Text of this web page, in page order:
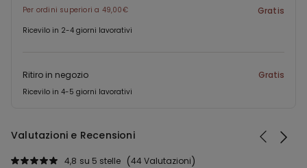
Per ordini superiori a 49,00€ Gratis
Ricevilo in 2-4 giorni lavorativi
Ritiro in negozio Gratis
Ricevilo in 4-5 giorni lavorativi
Valutazioni e Recensioni
44 Valutazioni
4,8 su 5 stelle